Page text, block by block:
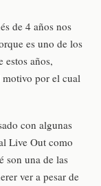
de 4 años nos
es uno de los
estos años,
por el cual
con algunas
Live Out como
son una de las
ver a pesar de